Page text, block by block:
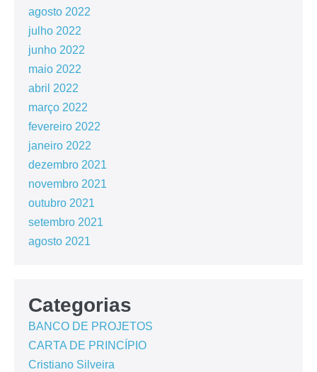
agosto 2022
julho 2022
junho 2022
maio 2022
abril 2022
março 2022
fevereiro 2022
janeiro 2022
dezembro 2021
novembro 2021
outubro 2021
setembro 2021
agosto 2021
Categorias
BANCO DE PROJETOS
CARTA DE PRINCÍPIO
Cristiano Silveira